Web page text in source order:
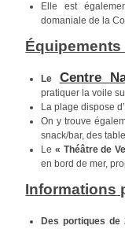
Elle est
domaniale de la
Le Centre
pratiquer la voile
La plage dispose
On y trouve
snack/bar, des
Le« Théâtre de
en bord de mer,
Informations
Des portiques